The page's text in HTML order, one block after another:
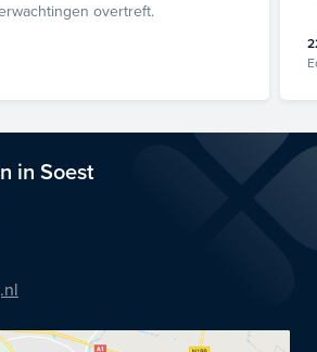
overtreft.
in Soest